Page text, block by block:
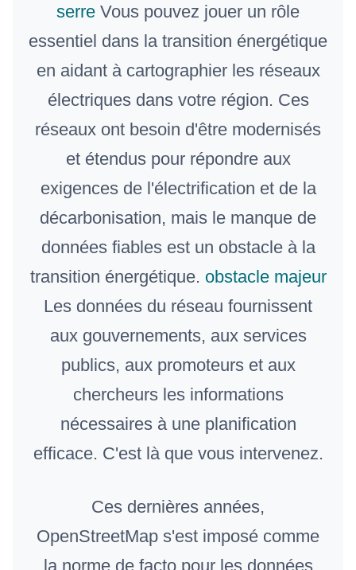
serre Vous pouvez jouer un rôle
essentiel dans la transition énergétique
en aidant à cartographier les réseaux
électriques dans votre région. Ces
réseaux ont besoin d'être modernisés
et étendus pour répondre aux
exigences de l'électrification et de la
décarbonisation, mais le manque de
données fiables est un obstacle à la
transition énergétique. obstacle majeur
Les données du réseau fournissent
aux gouvernements, aux services
publics, aux promoteurs et aux
chercheurs les informations
nécessaires à une planification
efficace. C'est là que vous intervenez.
Ces dernières années,
OpenStreetMap s'est imposé comme
la norme de facto pour les données